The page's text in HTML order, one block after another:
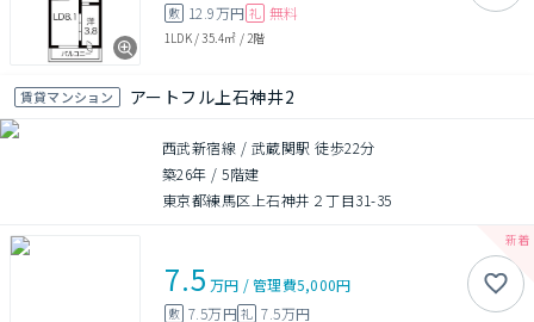
敷 12.9万円 礼 無料
1LDK/35.4㎡ / 2階
賃貸マンション アートフル上石神井2
西武新宿線 / 武蔵関駅 徒歩22分
築26年 /5階建
東京都練馬区上石神井２丁目31-35
7.5 万円 /管理費5,000円
敷 7.5万円礼 7.5万円